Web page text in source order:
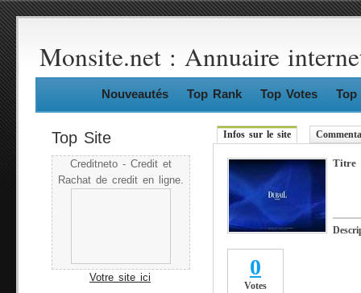
Monsite.net : Annuaire
Nouveautés Top Rank Top Votes Top
Top Site
Creditneto - Credit et
Rachat de credit en ligne.
Votre site ici
Infos sur le site
0
Votes
Titre